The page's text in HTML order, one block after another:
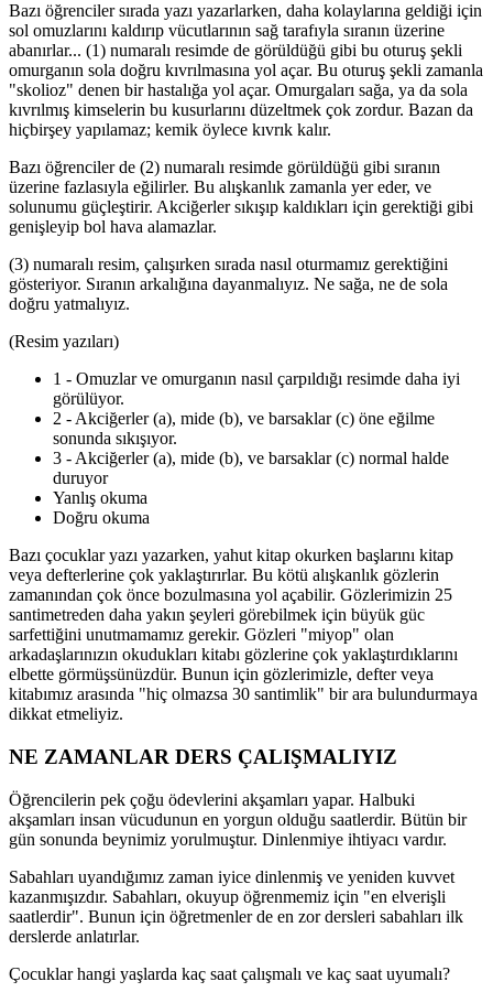
Bazı öğrenciler sırada yazı yazarlarken, daha kolaylarına geldiği için
sol omuzlarını kaldırıp vücutlarının sağ tarafıyla sıranın üzerine
abanırlar... (1) numaralı resimde de görüldüğü gibi bu oturuş şekli
omurganın sola doğru kıvrılmasına yol açar. Bu oturuş şekli zamanla
"skolioz" denen bir hastalığa yol açar. Omurgaları sağa, ya da sola
kıvrılmış kimselerin bu kusurlarını düzeltmek çok zordur. Bazan da
hiçbirşey yapılamaz; kemik öylece kıvrık kalır.
Bazı öğrenciler de (2) numaralı resimde görüldüğü gibi sıranın
üzerine fazlasıyla eğilirler. Bu alışkanlık zamanla yer eder, ve
solunumu güçleştirir. Akciğerler sıkışıp kaldıkları için gerektiği gibi
genişleyip bol hava alamazlar.
(3) numaralı resim, çalışırken sırada nasıl oturmamız gerektiğini
gösteriyor. Sıranın arkalığına dayanmalıyız. Ne sağa, ne de sola
doğru yatmalıyız.
(Resim yazıları)
1 - Omuzlar ve omurganın nasıl çarpıldığı resimde daha iyi
görülüyor.
2 - Akciğerler (a), mide (b), ve barsaklar (c) öne eğilme
sonunda sıkışıyor.
3 - Akciğerler (a), mide (b), ve barsaklar (c) normal halde
duruyor
Yanlış okuma
Doğru okuma
Bazı çocuklar yazı yazarken, yahut kitap okurken başlarını kitap
veya defterlerine çok yaklaştırırlar. Bu kötü alışkanlık gözlerin
zamanından çok önce bozulmasına yol açabilir. Gözlerimizin 25
santimetreden daha yakın şeyleri görebilmek için büyük güc
sarfettiğini unutmamamız gerekir. Gözleri "miyop" olan
arkadaşlarınızın okudukları kitabı gözlerine çok yaklaştırdıklarını
elbette görmüşsünüzdür. Bunun için gözlerimizle, defter veya
kitabımız arasında "hiç olmazsa 30 santimlik" bir ara bulundurmaya
dikkat etmeliyiz.
NE ZAMANLAR DERS ÇALIŞMALIYIZ
Öğrencilerin pek çoğu ödevlerini akşamları yapar. Halbuki
akşamları insan vücudunun en yorgun olduğu saatlerdir. Bütün bir
gün sonunda beynimiz yorulmuştur. Dinlenmiye ihtiyacı vardır.
Sabahları uyandığımız zaman iyice dinlenmiş ve yeniden kuvvet
kazanmışızdır. Sabahları, okuyup öğrenmemiz için "en elverişli
saatlerdir". Bunun için öğretmenler de en zor dersleri sabahları ilk
derslerde anlatırlar.
Çocuklar hangi yaşlarda kaç saat çalışmalı ve kaç saat uyumalı?